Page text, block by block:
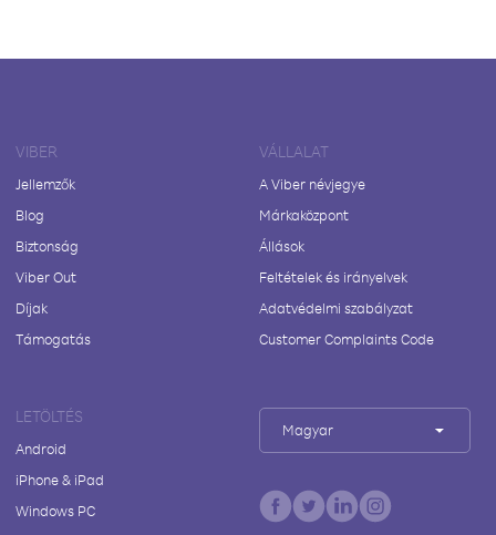
VIBER
Jellemzők
Blog
Biztonság
Viber Out
Díjak
Támogatás
VÁLLALAT
A Viber névjegye
Márkaközpont
Állások
Feltételek és irányelvek
Adatvédelmi szabályzat
Customer Complaints Code
LETÖLTÉS
Android
iPhone & iPad
Windows PC
Magyar